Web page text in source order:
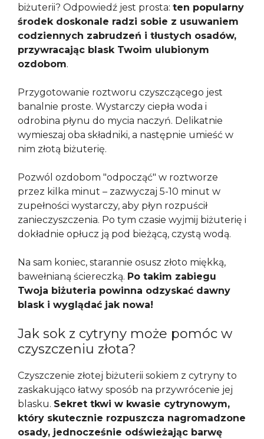
biżuterii? Odpowiedź jest prosta: ten popularny
środek doskonale radzi sobie z usuwaniem
codziennych zabrudzeń i tłustych osadów,
przywracając blask Twoim ulubionym
ozdobom.
Przygotowanie roztworu czyszczącego jest
banalnie proste. Wystarczy ciepła woda i
odrobina płynu do mycia naczyń. Delikatnie
wymieszaj oba składniki, a następnie umieść w
nim złotą biżuterię.
Pozwól ozdobom "odpocząć" w roztworze
przez kilka minut – zazwyczaj 5-10 minut w
zupełności wystarczy, aby płyn rozpuścił
zanieczyszczenia. Po tym czasie wyjmij biżuterię i
dokładnie opłucz ją pod bieżącą, czystą wodą.
Na sam koniec, starannie osusz złoto miękką,
bawełnianą ściereczką. Po takim zabiegu
Twoja biżuteria powinna odzyskać dawny
blask i wyglądać jak nowa!
Jak sok z cytryny może pomóc w
czyszczeniu złota?
Czyszczenie złotej biżuterii sokiem z cytryny to
zaskakująco łatwy sposób na przywrócenie jej
blasku. Sekret tkwi w kwasie cytrynowym,
który skutecznie rozpuszcza nagromadzone
osady, jednocześnie odświeżając barwę